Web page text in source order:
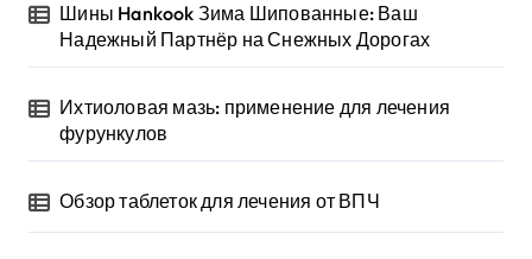
Шины Hankook Зима Шипованные: Ваш
Надежный Партнёр на Снежных Дорогах
Ихтиоловая мазь: применение для лечения
фурункулов
Обзор таблеток для лечения от ВПЧ